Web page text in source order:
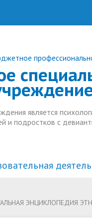
является
и подростков с
Документы
В СМИ
Анонсы
ЭНЦИКЛОПЕДИЯ